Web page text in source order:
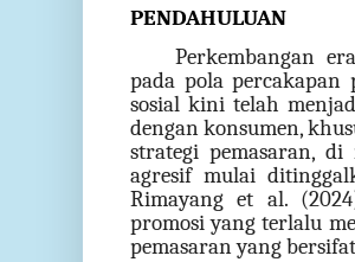
PENDAHULUAN
Perkembangan
pada pola
sosial kini telah
dengan konsumen,
strategi pemasaran, di
agresif mulai
Rimayang et al.
promosi yang terlalu
pemasaran yang